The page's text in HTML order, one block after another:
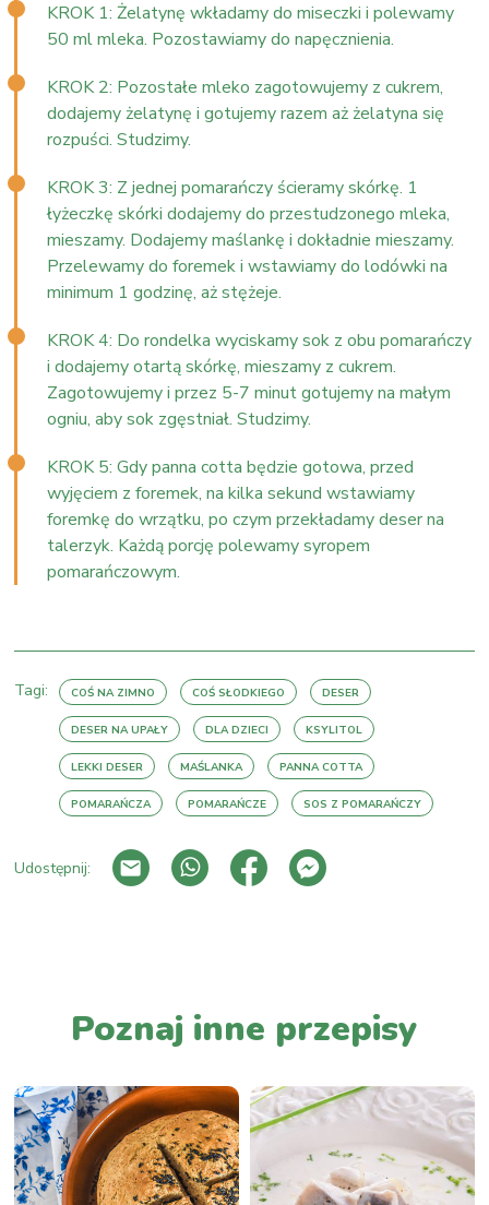
KROK 1: Żelatynę wkładamy do miseczki i polewamy
50 ml mleka. Pozostawiamy do napęcznienia.
KROK 2: Pozostałe mleko zagotowujemy z cukrem,
dodajemy żelatynę i gotujemy razem aż żelatyna się
rozpuści. Studzimy.
KROK 3: Z jednej pomarańczy ścieramy skórkę. 1
łyżeczkę skórki dodajemy do przestudzonego mleka,
mieszamy. Dodajemy maślankę i dokładnie mieszamy.
Przelewamy do foremek i wstawiamy do lodówki na
minimum 1 godzinę, aż stężeje.
KROK 4: Do rondelka wyciskamy sok z obu pomarańczy
i dodajemy otartą skórkę, mieszamy z cukrem.
Zagotowujemy i przez 5-7 minut gotujemy na małym
ogniu, aby sok zgęstniał. Studzimy.
KROK 5: Gdy panna cotta będzie gotowa, przed
wyjęciem z foremek, na kilka sekund wstawiamy
foremkę do wrzątku, po czym przekładamy deser na
talerzyk. Każdą porcję polewamy syropem
pomarańczowym.
Tagi: COŚ NA ZIMNO COŚ SŁODKIEGO DESER
DESER NA UPAŁY DLA DZIECI KSYLITOL
LEKKI DESER MAŚLANKA PANNA COTTA
POMARAŃCZA POMARAŃCZE SOS Z POMARAŃCZY
Udostępnij:
Poznaj inne przepisy